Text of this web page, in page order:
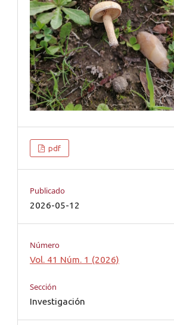
pdf
Publicado
2026-05-12
Número
Vol. 41 Núm. 1 (2026)
Sección
Investigación